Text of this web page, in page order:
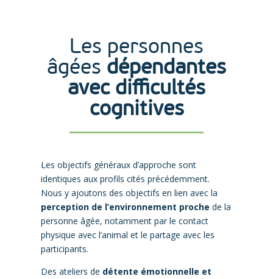
Les personnes
âgées dépendantes
avec difficultés
cognitives
Les objectifs généraux d’approche sont
identiques aux profils cités précédemment.
Nous y ajoutons des objectifs en lien avec la
perception de l’environnement proche de la
personne âgée, notamment par le contact
physique avec l’animal et le partage avec les
participants.
Des ateliers de détente émotionnelle et